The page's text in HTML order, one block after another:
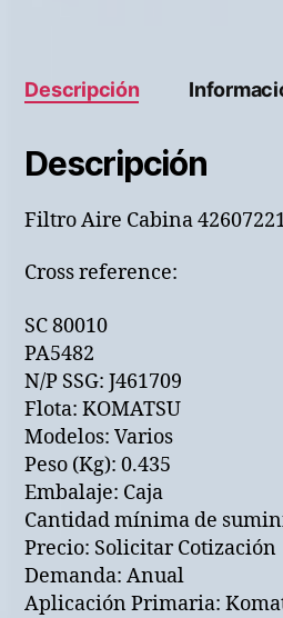
Descripción
Descripción
Filtro Aire Cabina
Cross reference:
SC 80010
PA5482
N/P SSG: J461709
Flota: KOMATSU
Modelos: Varios
Peso (Kg): 0.435
Embalaje: Caja
Cantidad mínima de
Precio: Solicitar Cotización
Demanda: Anual
Aplicación Primaria: